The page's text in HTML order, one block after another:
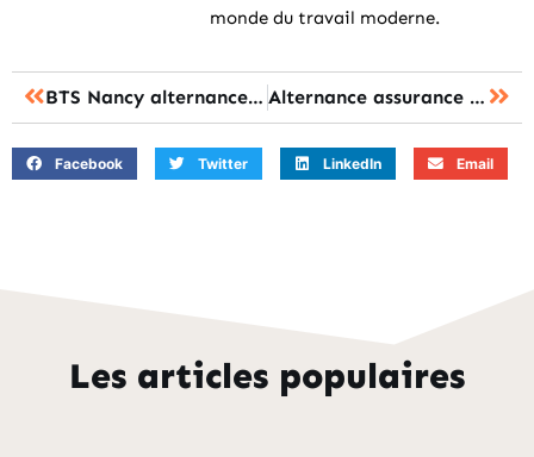
monde du travail moderne.
BTS Nancy alternance : les 7 formations pour réussir son insertion rapide Alternance assurance : les clés pour réussir dès le premier jour
Facebook Twitter LinkedIn Email
Les articles populaires